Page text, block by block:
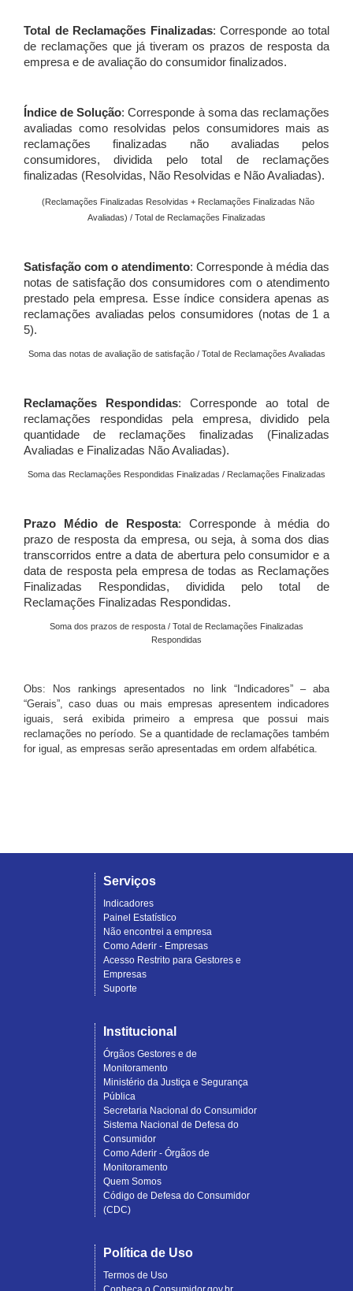
Total de Reclamações Finalizadas: Corresponde ao total
de reclamações que já tiveram os prazos de resposta da
empresa e de avaliação do consumidor finalizados.
Índice de Solução: Corresponde à soma das reclamações
avaliadas como resolvidas pelos consumidores mais as
reclamações finalizadas não avaliadas pelos
consumidores, dividida pelo total de reclamações
finalizadas (Resolvidas, Não Resolvidas e Não Avaliadas).
(Reclamações Finalizadas Resolvidas + Reclamações Finalizadas Não
Avaliadas) / Total de Reclamações Finalizadas
Satisfação com o atendimento: Corresponde à média das
notas de satisfação dos consumidores com o atendimento
prestado pela empresa. Esse índice considera apenas as
reclamações avaliadas pelos consumidores (notas de 1 a
5).
Soma das notas de avaliação de satisfação / Total de Reclamações Avaliadas
Reclamações Respondidas: Corresponde ao total de
reclamações respondidas pela empresa, dividido pela
quantidade de reclamações finalizadas (Finalizadas
Avaliadas e Finalizadas Não Avaliadas).
Soma das Reclamações Respondidas Finalizadas / Reclamações Finalizadas
Prazo Médio de Resposta: Corresponde à média do
prazo de resposta da empresa, ou seja, à soma dos dias
transcorridos entre a data de abertura pelo consumidor e a
data de resposta pela empresa de todas as Reclamações
Finalizadas Respondidas, dividida pelo total de
Reclamações Finalizadas Respondidas.
Soma dos prazos de resposta / Total de Reclamações Finalizadas
Respondidas
Obs: Nos rankings apresentados no link “Indicadores” – aba
“Gerais”, caso duas ou mais empresas apresentem indicadores
iguais, será exibida primeiro a empresa que possui mais
reclamações no período. Se a quantidade de reclamações também
for igual, as empresas serão apresentadas em ordem alfabética.
Serviços
Indicadores
Painel Estatístico
Não encontrei a empresa
Como Aderir - Empresas
Acesso Restrito para Gestores e
Empresas
Suporte
Institucional
Órgãos Gestores e de
Monitoramento
Ministério da Justiça e Segurança
Pública
Secretaria Nacional do Consumidor
Sistema Nacional de Defesa do
Consumidor
Como Aderir - Órgãos de
Monitoramento
Quem Somos
Código de Defesa do Consumidor
(CDC)
Política de Uso
Termos de Uso